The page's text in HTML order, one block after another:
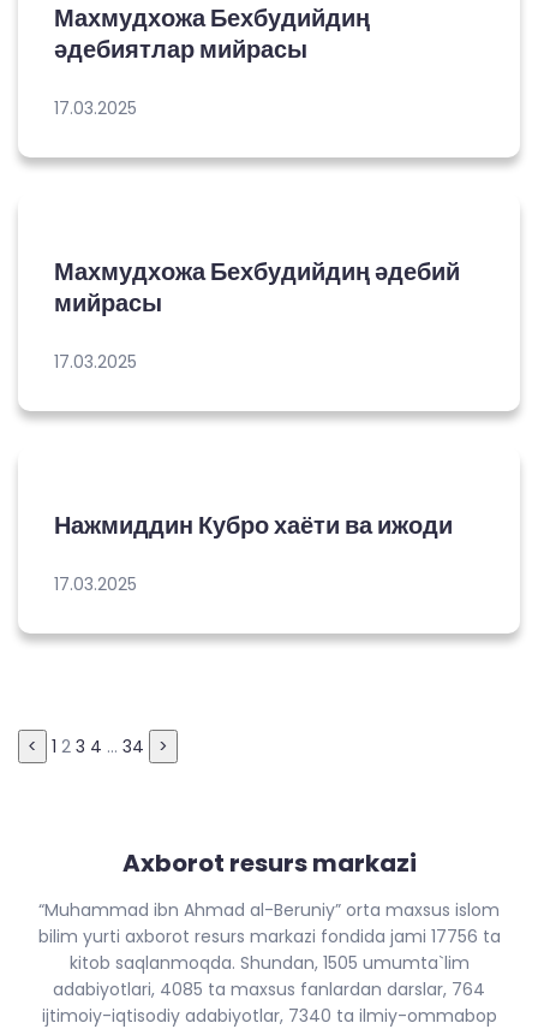
Махмудхожа Бехбудийдиң
әдебиятлар мийрасы
17.03.2025
Махмудхожа Бехбудийдиң әдебий
мийрасы
17.03.2025
Нажмиддин Кубро хаёти ва ижоди
17.03.2025
pagination
< 1 2 3 4 … 34 >
Axborot resurs markazi
“Muhammad ibn Ahmad al-Beruniy” orta maxsus islom
bilim yurti axborot resurs markazi fondida jami 17756 ta
kitob saqlanmoqda. Shundan, 1505 umumta`lim
adabiyotlari, 4085 ta maxsus fanlardan darslar, 764
ijtimoiy-iqtisodiy adabiyotlar, 7340 ta ilmiy-ommabop